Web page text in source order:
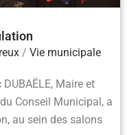
/ Vie municipale
Maire et
Conseil Municipal, a
au sein des salons